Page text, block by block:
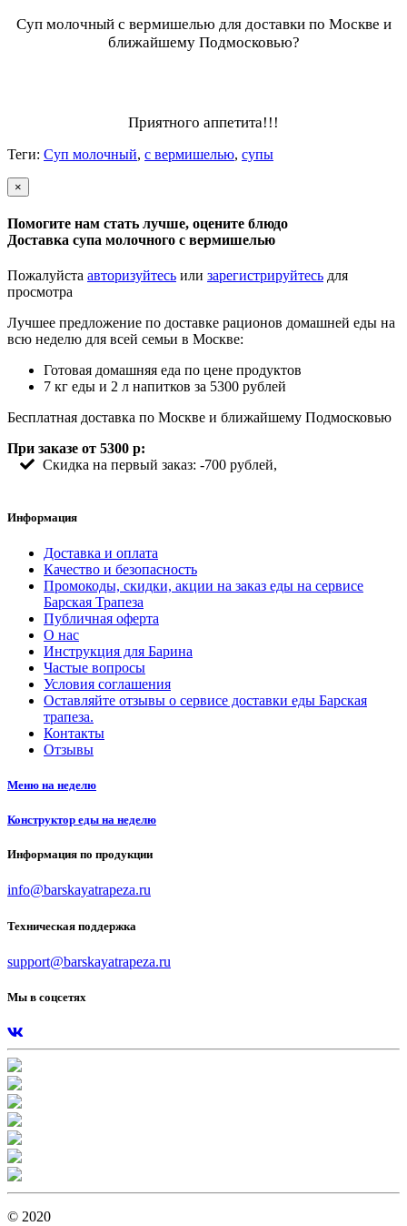
Суп молочный с вермишелью для доставки по Москве и
ближайшему Подмосковью?
Приятного аппетита!!!
Теги: Суп молочный, с вермишелью, супы
×
Помогите нам стать лучше, оцените блюдо
Доставка супа молочного с вермишелью
Пожалуйста авторизуйтесь или зарегистрируйтесь для
просмотра
Лучшее предложение по доставке рационов домашней еды на
всю неделю для всей семьи в Москве:
Готовая домашняя еда по цене продуктов
7 кг еды и 2 л напитков за 5300 рублей
Бесплатная доставка по Москве и ближайшему Подмосковью
При заказе от 5300 р:
Скидка на первый заказ: -700 рублей,
Информация
Доставка и оплата
Качество и безопасность
Промокоды, скидки, акции на заказ еды на сервисе
Барская Трапеза
Публичная оферта
О нас
Инструкция для Барина
Частые вопросы
Условия соглашения
Оставляйте отзывы о сервисе доставки еды Барская
трапеза.
Контакты
Отзывы
Меню на неделю
Конструктор еды на неделю
Информация по продукции
info@barskayatrapeza.ru
Техническая поддержка
support@barskayatrapeza.ru
Мы в соцсетях
© 2020